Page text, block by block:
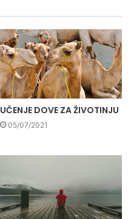
UČENJE DOVE ZA ŽIVOTINJU
05/07/2021